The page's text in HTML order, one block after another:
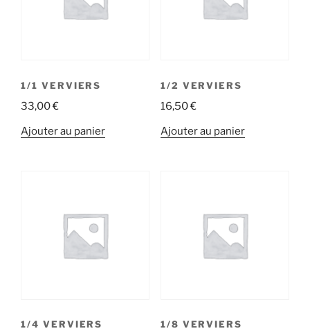
1/1 VERVIERS
33,00€
Ajouter au panier
1/2 VERVIERS
16,50€
Ajouter au panier
1/4 VERVIERS 1/8 VERVIERS